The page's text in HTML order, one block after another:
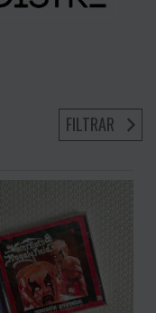
FILTRAR